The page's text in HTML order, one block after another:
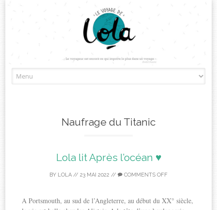
to
Naufrage du Titanic
Lola lit Après l’océan ♥
BY LOLA // 23 MAI 2022 // COMMENTS OFF
A Portsmouth, au sud de l’Angleterre, au début du XX° siècle,